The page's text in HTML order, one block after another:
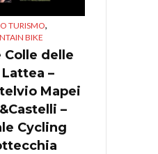
TURISMO,
BIKE
Colle delle
–
Mapei
–
Cycling